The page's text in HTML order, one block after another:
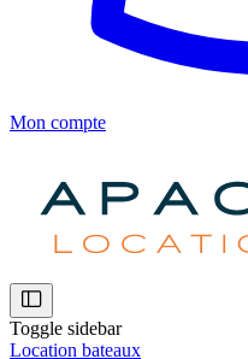
Mon compte
Toggle sidebar
Location bateaux